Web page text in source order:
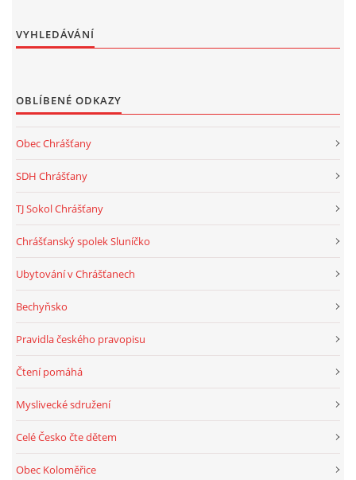
VYHLEDÁVÁNÍ
OBLÍBENÉ ODKAZY
Obec Chrášťany
SDH Chrášťany
TJ Sokol Chrášťany
Chrášťanský spolek Sluníčko
Ubytování v Chrášťanech
Bechyňsko
Pravidla českého pravopisu
Čtení pomáhá
Myslivecké sdružení
Celé Česko čte dětem
Obec Koloměřice